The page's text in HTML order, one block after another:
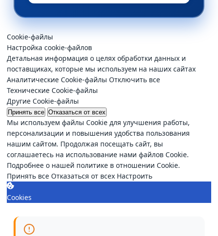
Cookie-файлы
Настройка cookie-файлов
Детальная информация о целях обработки данных и
поставщиках, которые мы используем на наших сайтах
Аналитические Cookie-файлы Отключить все
Технические Cookie-файлы
Другие Cookie-файлы
Принять все Отказаться от всех
Мы используем файлы Cookie для улучшения работы,
персонализации и повышения удобства пользования
нашим сайтом. Продолжая посещать сайт, вы
соглашаетесь на использование нами файлов Cookie.
Подробнее о нашей политике в отношении Cookie.
Принять все Отказаться от всех Настроить
Cookies